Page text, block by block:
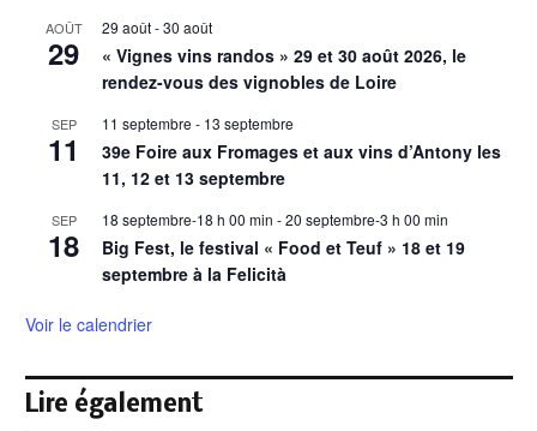
AOÛT
29
29 août-30 août
« Vignes vins randos » 29 et 30 août 2026, le
rendez-vous des vignobles de Loire
SEP
11
11 septembre - 13 septembre
39e Foire aux Fromages et aux vins d’Antony les
11, 12 et 13 septembre
SEP
18
18 septembre-18 h 00 min -20 septembre-3 h 00 min
Big Fest, le festival « Food et Teuf » 18 et 19
septembre à la Felicità
Voir le calendrier
Lire également